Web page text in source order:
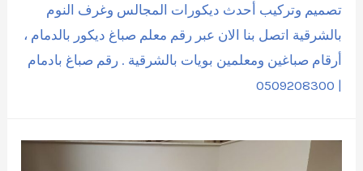
تصميم وتركيب أحدث ديكورات المجالس وغرف النوم
بالشرقية اتصل بنا الان عبر رقم معلم صباغ ديكور بالدمام ،
أرقام صباغين ومعلمين بويات بالشرقية . رقم صباغ بادمام
| 0509208300